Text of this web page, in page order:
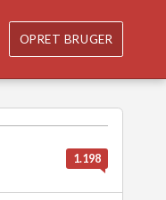
OPRET BRUGER
1.198